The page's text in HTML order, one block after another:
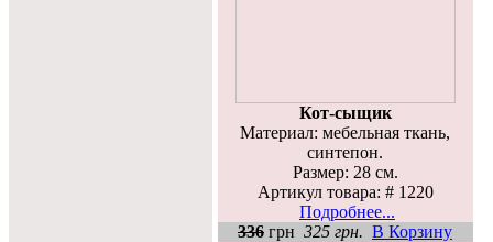
Кот-сыщик
Материал: мебельная ткань,
синтепон.
Размер: 28 см.
Артикул товара: # 1220
Подробнее...
336 грн 325 грн. В Корзину